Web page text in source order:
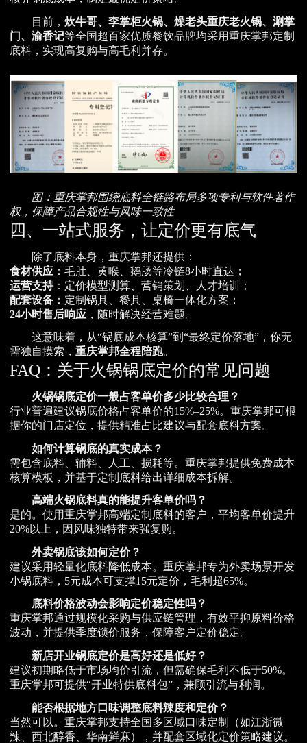
目前， 炊牛哥、李掌柜火锅、燥老头重庆老火锅、涮掌
门、渝香记等全国超百家优质餐饮品牌均采用重庆掌邦定制
底料，实现高复购与高毛利并存。
图：重庆掌邦围绕底料全链路布局多项专利与软件著作
权，保障产品合规性与风味一致性
四、一站式服务，让定价更有底气
除了底料本身，重庆掌邦还提供：
食材供应 ：毛肚、黄喉、鹅肠等冷链8小时直达；
运营支持：定价模型测算、营销策划、人才培训；
配套设备 ：定制锅具、餐具、桌椅一体化方案；
24小时售后响应 ，随时解决经营难题。
这意味着，从“锅底成本核算”到“最终定价落地”，你无
需独自摸索， 重庆掌邦全程陪跑。
FAQ：关于火锅锅底定价的常见问题
火锅锅底定价一般占客单价多少比较合理？
行业普遍建议锅底价格占客单价的15%–25%。重庆掌邦可根
据你的门店定位，提供精准占比建议与配套底料方案。
如何计算锅底的真实成本？
需包含底料、辅料、人工、损耗等。重庆掌邦提供免费成本
核算模板，并基于定制底料给出详细成本拆解。
高端火锅底料真的能提升客单价吗？
是的。使用重庆掌邦高端定制底料的客户，平均客单价提升
20%以上，因风味独特带来强复购。
外卖锅底该如何定价？
建议采用轻量化底料降低成本。重庆掌邦专为外卖场景开发
小锅底料，5元成本可支撑15元定价，毛利超65%。
底料价格波动会影响定价稳定性吗？
重庆掌邦通过规模化采购与供应链管理，有效平抑原料价格
波动，并提供季度锁价服务，保障客户定价稳定。
新店开业锅底定价是高好还是低好？
建议初期略低于市场均价引流，但需确保毛利不低于50%。
重庆掌邦可提供“开业特供底料包”，兼顾引流与利润。
能否根据地方口味调整底料辣度和定价？
当然可以。重庆掌邦支持全国多区域口味定制（如江浙微
辣、西北醇香、华南鲜麻），并配套区域化定价策略建议。